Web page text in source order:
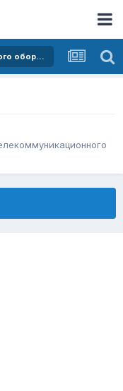
Покупка и продажа телекоммуникационного оборудования